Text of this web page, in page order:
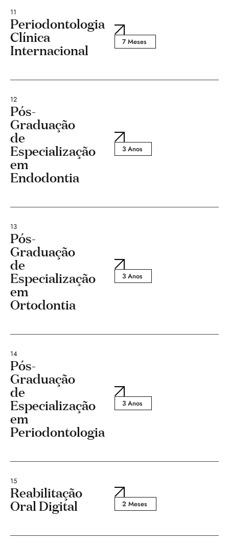
11
Periodontologia
Clínica
Internacional 7 Meses
12
Pós-
Graduação
de
Especialização
em
Endodontia
3 Anos
13
Pós-
Graduação
de
Especialização
em
Ortodontia
3 Anos
14
Pós-
Graduação
de
Especialização
em
Periodontologia
3 Anos
15
Reabilitação
Oral Digital 2 Meses